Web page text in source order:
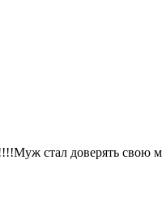
стал доверять свою